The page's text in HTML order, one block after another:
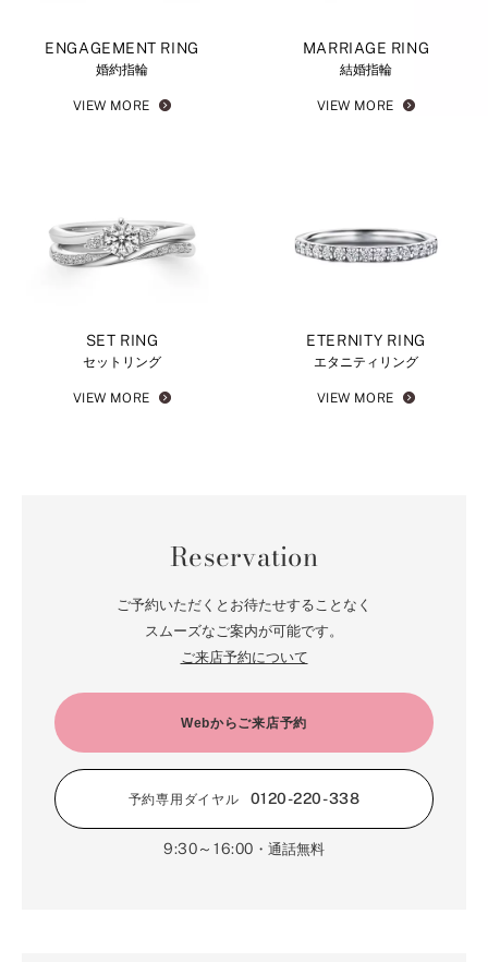
ENGAGEMENT RING
婚約指輪
VIEW MORE
MARRIAGE RING
結婚指輪
VIEW MORE
SET RING
セットリング
VIEW MORE
ETERNITY RING
エタニティリング
VIEW MORE
Reservation
ご予約いただくとお待たせすることなく
スムーズなご案内が可能です。
ご来店予約について
Webからご来店予約
予約専用ダイヤル 0120-220-338
9:30～16:00 ・通話無料